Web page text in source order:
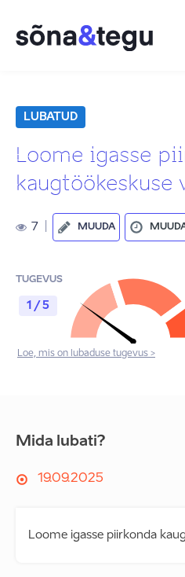
LUBATUD
Loome igasse
kaugtöökeskuse
7 MUUDA
TUGEVUS
1 / 5
Loe, mis on lubaduse tugevus >
Mida lubati?
19.09.2025
Loome igasse piirkonda